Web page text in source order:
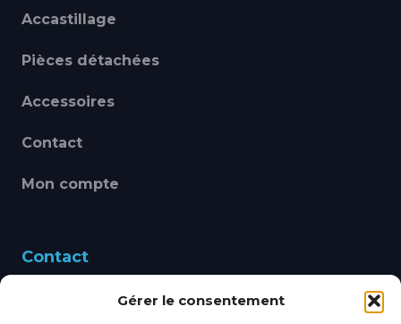
Gérer le consentement
Accastillage
Pièces détachées
Accessoires
Contact
Mon compte
Contact
460 Avenue Alain Le